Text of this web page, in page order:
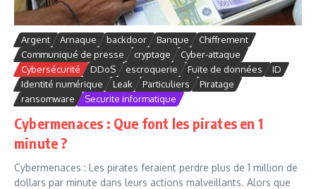
Argent Arnaque backdoor Banque
Chiffrement
Communiqué de presse
cryptage
Cyber-attaque
Cybersécurité
DDoS escroquerie Fuite de données
ID
Identité numérique
Leak Particuliers
Piratage
ransomware
Securite informatique
Cybermenaces : Que font les pirates en 1
minute ?
Cybermenaces : Les pirates feraient perdre plus de 1 million de
dollars par minute dans leurs actions malveillants. Alors que